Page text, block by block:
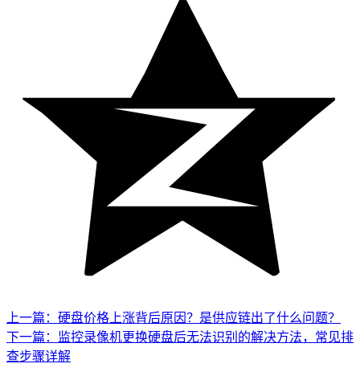
上一篇：硬盘价格上涨背后原因？是供应链出了什么问题？
下一篇：监控录像机更换硬盘后无法识别的解决方法，常见排
查步骤详解